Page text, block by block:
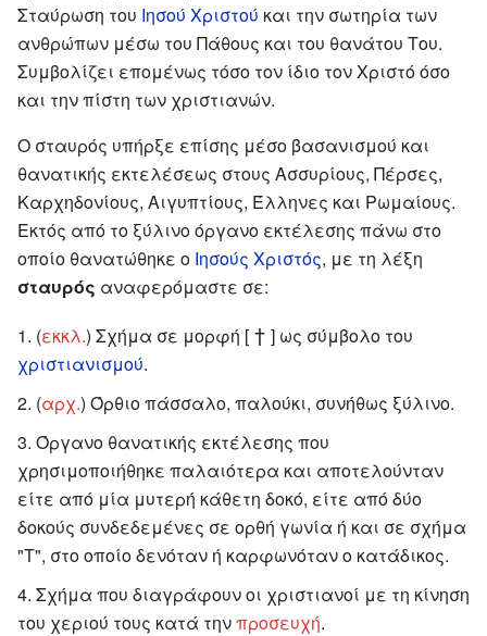
Σταύρωση του Ιησού Χριστού και την σωτηρία των
ανθρώπων μέσω του Πάθους και του θανάτου Του.
Συμβολίζει επομένως τόσο τον ίδιο τον Χριστό όσο
και την πίστη των χριστιανών.
Ο σταυρός υπήρξε επίσης μέσο βασανισμού και
θανατικής εκτελέσεως στους Ασσυρίους, Πέρσες,
Καρχηδονίους, Αιγυπτίους, Έλληνες και Ρωμαίους.
Εκτός από το ξύλινο όργανο εκτέλεσης πάνω στο
οποίο θανατώθηκε ο Ιησούς Χριστός, με τη λέξη
σταυρός αναφερόμαστε σε:
(εκκλ.) Σχήμα σε μορφή [ † ] ως σύμβολο του
χριστιανισμού.
(αρχ.) Όρθιο πάσσαλο, παλούκι, συνήθως ξύλινο.
Όργανο θανατικής εκτέλεσης που
χρησιμοποιήθηκε παλαιότερα και αποτελούνταν
είτε από μία μυτερή κάθετη δοκό, είτε από δύο
δοκούς συνδεδεμένες σε ορθή γωνία ή και σε σχήμα
"Τ", στο οποίο δενόταν ή καρφωνόταν ο κατάδικος.
Σχήμα που διαγράφουν οι χριστιανοί με τη κίνηση
του χεριού τους κατά τηνπροσευχή.